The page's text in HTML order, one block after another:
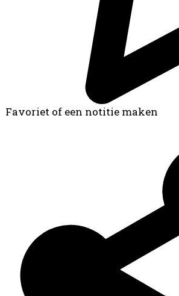
Favoriet of een notitie maken